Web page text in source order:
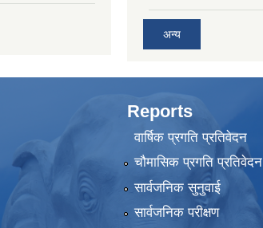
अन्य
Reports
वार्षिक प्रगति प्रतिवेदन
चौमासिक प्रगति प्रतिवेदन
सार्वजनिक सुनुवाई
सार्वजनिक परीक्षण